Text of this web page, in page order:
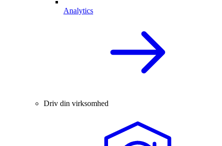
Analytics
Driv din virksomhed